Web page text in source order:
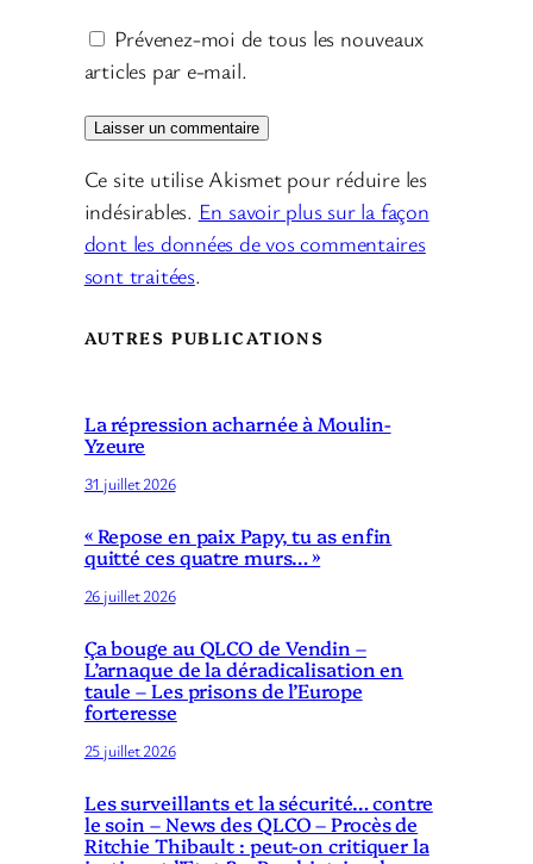
Prévenez-moi de tous les nouveaux
articles par e-mail.
Ce site utilise Akismet pour réduire les
indésirables. En savoir plus sur la façon
dont les données de vos commentaires
sont traitées.
AUTRES PUBLICATIONS
La répression acharnée à Moulin-
Yzeure
31 juillet 2026
« Repose en paix Papy, tu as enfin
quitté ces quatre murs… »
26 juillet 2026
Ça bouge au QLCO de Vendin –
L’arnaque de la déradicalisation en
taule – Les prisons de l’Europe
forteresse
25 juillet 2026
Les surveillants et la sécurité… contre
le soin – News des QLCO – Procès de
Ritchie Thibault : peut-on critiquer la